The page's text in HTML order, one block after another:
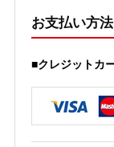
お支払い方
■クレジットカ